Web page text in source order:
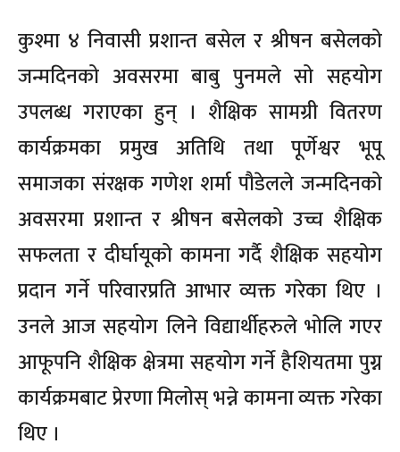
कुश्मा ४ निवासी प्रशान्त बसेल र श्रीषन बसेलको
जन्मदिनको अवसरमा बाबु पुनमले सो सहयोग
उपलब्ध गराएका हुन् । शैक्षिक सामग्री वितरण
कार्यक्रमका प्रमुख अतिथि तथा पूर्णेश्वर भूपू
समाजका संरक्षक गणेश शर्मा पौडेलले जन्मदिनको
अवसरमा प्रशान्त र श्रीषन बसेलको उच्च शैक्षिक
सफलता र दीर्घायूको कामना गर्दै शैक्षिक सहयोग
प्रदान गर्ने परिवारप्रति आभार व्यक्त गरेका थिए ।
उनले आज सहयोग लिने विद्यार्थीहरुले भोलि गएर
आफूपनि शैक्षिक क्षेत्रमा सहयोग गर्ने हैशियतमा पुग्न
कार्यक्रमबाट प्रेरणा मिलोस् भन्ने कामना व्यक्त गरेका
थिए ।